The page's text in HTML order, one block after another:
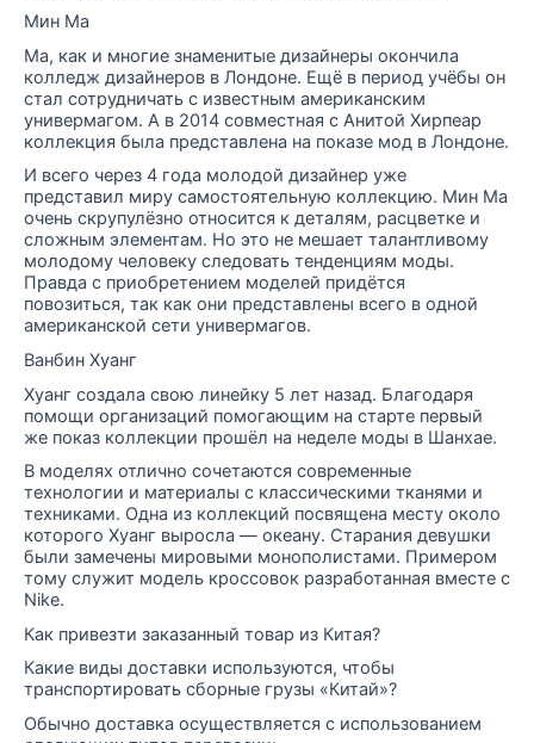
Мин Ма
Ма, как и многие знаменитые дизайнеры окончила
колледж дизайнеров в Лондоне. Ещё в период учёбы он
стал сотрудничать с известным американским
универмагом. А в 2014 совместная с Анитой Хирпеар
коллекция была представлена на показе мод в Лондоне.
И всего через 4 года молодой дизайнер уже
представил миру самостоятельную коллекцию. Мин Ма
очень скрупулёзно относится к деталям, расцветке и
сложным элементам. Но это не мешает талантливому
молодому человеку следовать тенденциям моды.
Правда с приобретением моделей придётся
повозиться, так как они представлены всего в одной
американской сети универмагов.
Ванбин Хуанг
Хуанг создала свою линейку 5 лет назад. Благодаря
помощи организаций помогающим на старте первый
же показ коллекции прошёл на неделе моды в Шанхае.
В моделях отлично сочетаются современные
технологии и материалы с классическими тканями и
техниками. Одна из коллекций посвящена месту около
которого Хуанг выросла — океану. Старания девушки
были замечены мировыми монополистами. Примером
тому служит модель кроссовок разработанная вместе с
Nike.
Как привезти заказанный товар из Китая?
Какие виды доставки используются, чтобы
транспортировать сборные грузы «Китай»?
Обычно доставка осуществляется с использованием